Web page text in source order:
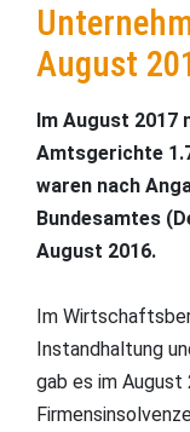
August
Im August 2017
Amtsgerichte
waren nach
Bundesamtes
August 2016.
Im
Instandhaltung
gab es im